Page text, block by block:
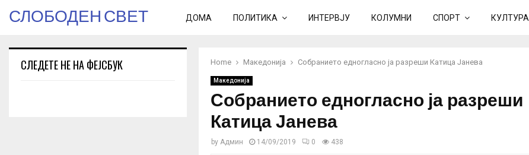
СЛОБОДЕН СВЕТ ДОМА ПОЛИТИКА ИНТЕРВЈУ КОЛУМНИ СПОРТ КУЛТУРА
Home Македонија Собранието едногласно ја разреши Катица Јанева
Македонија
Собранието едногласно ја разреши
Катица Јанева
by Админ 14/09/2019 0 438
СЛЕДЕТЕ НЕ НА ФЕЈСБУК